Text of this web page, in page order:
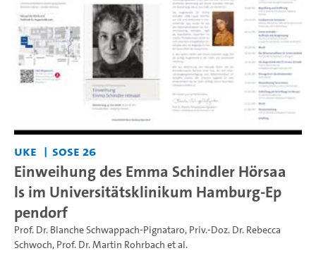
UKE SoSe 26
Einweihung des Emma Schindler Hörsaa
ls im Universitätsklinikum Hamburg-Ep
pendorf
Prof. Dr. Blanche Schwappach-Pignataro, Priv.-Doz. Dr. Rebecca
Schwoch, Prof. Dr. Martin Rohrbach et al.